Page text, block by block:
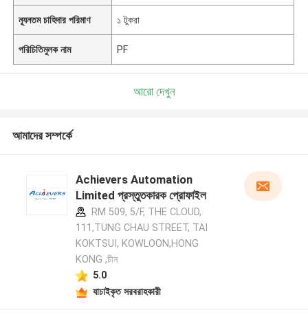
ন্যূনতম চাহিদার পরিমাণ ১ টুকরা
পরিচিতিমুলক নাম PF
আরো দেখুন
আমাদের সম্পর্কে
Achievers Automation
Limited প্রস্তুতকারক প্রোফাইল
RM 509, 5/F, THE CLOUD,
111,TUNG CHAU STREET, TAI
KOKTSUI, KOWLOON,HONG
KONG ,চীন
5.0
যাচাইকৃত সরবরাহকারী